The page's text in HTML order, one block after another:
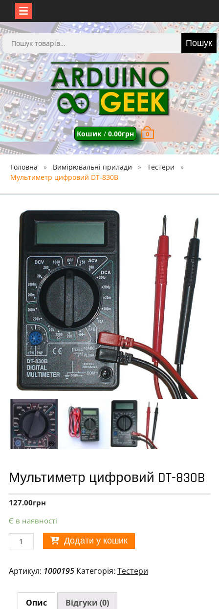
Перейти
до
вмісту
Шукати: Пошук
Кошик/ 0.00грн 0
Головна Вимірювальні прилади
Тестери
Мультиметр цифровий DT-830B
Мультиметр цифровий DT-830B
127.00грн
Є в наявності
Мультиметр
цифровий
830B
Додати у кошик
Артикул: 1000195 Категорія: Тестери
Опис Відгуки (0)